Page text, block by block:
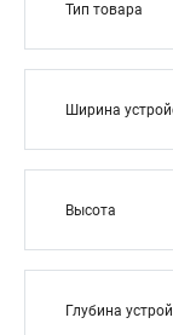
Тип товара
Ширина
Высота
Глубина